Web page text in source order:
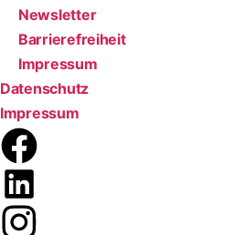
Newsletter
Barrierefreiheit
Impressum
Datenschutz
Impressum